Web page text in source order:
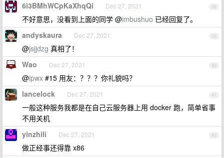
38
6i3BMhWCpKaXhqQi Dec 27, 2021
不好意思，没看到上面的同学 @imbushuo 已经回复了。
39
andyskaura Dec 27, 2021
@jsjjdzg 真相了！
40
Wao Dec 27, 2021
@ipwx #15 用友：？？？你礼貌吗？
41
lancelock Dec 27, 2021
一般这种服务我都是在自己云服务器上用 docker 跑，简单省事
不用关机
42
yinzhili Dec 27, 2021
做正经事还得靠 x86